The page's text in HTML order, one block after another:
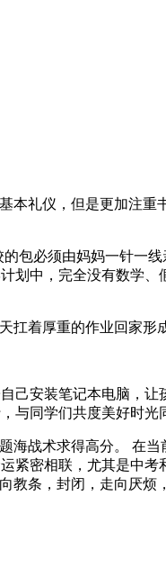
礼仪，但是更加注重
包必须由妈妈一针一
划中，完全没有数学、
着厚重的作业回家形
己安装笔记本电脑，让
与同学们共度美好时光
战术求得高分。 在当
紧密相联，尤其是中考
教条，封闭，走向厌烦